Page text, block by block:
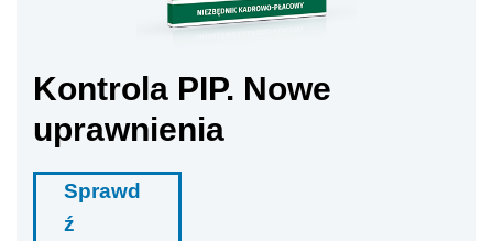
Kontrola PIP. Nowe
uprawnienia
Sprawd
ź